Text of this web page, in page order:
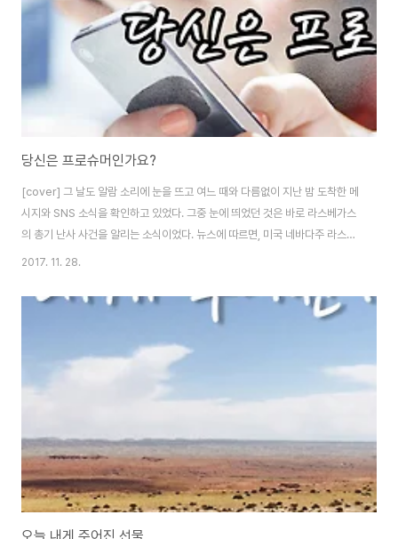
라스베이..
당신은 프로슈머인가요?
[cover] 그 날도 알람 소리에 눈을 뜨고 여느 때와 다름없이 지난 밤 도착한 메
시지와 SNS 소식을 확인하고 있었다. 그중 눈에 띄었던 것은 바로 라스베가스
의 총기 난사 사건을 알리는 소식이었다. 뉴스에 따르면, 미국 네바다주 라스베
가스의 한 호텔에서 총기 난사 사건이 발생하였고 이 테러로 최소 59명이 사망
를 불러온 이 사건은 세상에 알려지자마자 소셜미디어를 통해 급속도로 퍼져나
갔다. 전 세계 사람들이 댓글과 자신의 게시물을 통해 조의를 표했고, 그 장소에
있던 사람들은 사진과 실시간 동영상 등을 포스팅하며 계속하여 현장의 처참함
을 전했다. 그러나 슬픈 소식이 전해진 지 얼마 되지 않아 총기 난사 범인에 대
한 각종 추측..
2017. 11. 28.